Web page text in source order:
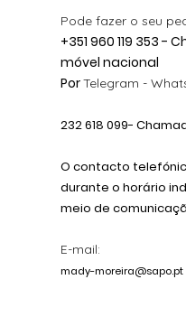
Pode fazer o seu
+351 960 119 353 -
móvel nacional
PorTelegram -
232 618 099-
O contacto
durante o horário
meio de
E-mail:
mady-moreira@sapo.pt